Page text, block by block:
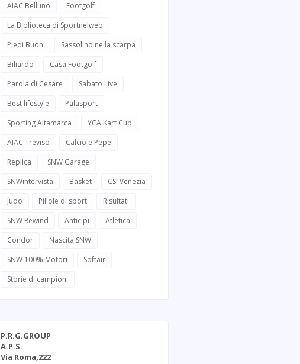
AIAC Belluno
Footgolf
La Biblioteca di Sportnelweb
Piedi Buoni
Sassolino nella scarpa
Biliardo
Casa Footgolf
Parola di Cesare
Sabato Live
Best lifestyle
Palasport
Sporting Altamarca
YCA Kart Cup
AIAC Treviso
Calcio e Pepe
Replica
SNW Garage
SNWintervista
Basket
CSI Venezia
Judo
Pillole di sport
Risultati
SNW Rewind
Anticipi
Atletica
Condor
Nascita SNW
SNW 100% Motori
Softair
Storie di campioni
P.R.G.GROUP
A.P.S.
Via Roma,222